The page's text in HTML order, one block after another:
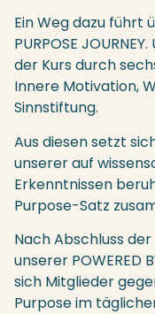
Ein Weg dazu führt
PURPOSE
der Kurs durch
Innere Motivation,
Sinnstiftung.
Aus diesen setzt
unserer auf
Erkenntnissen
Purpose-Satz
Nach Abschluss
unserer POWERED
sich Mitglieder
Purpose im